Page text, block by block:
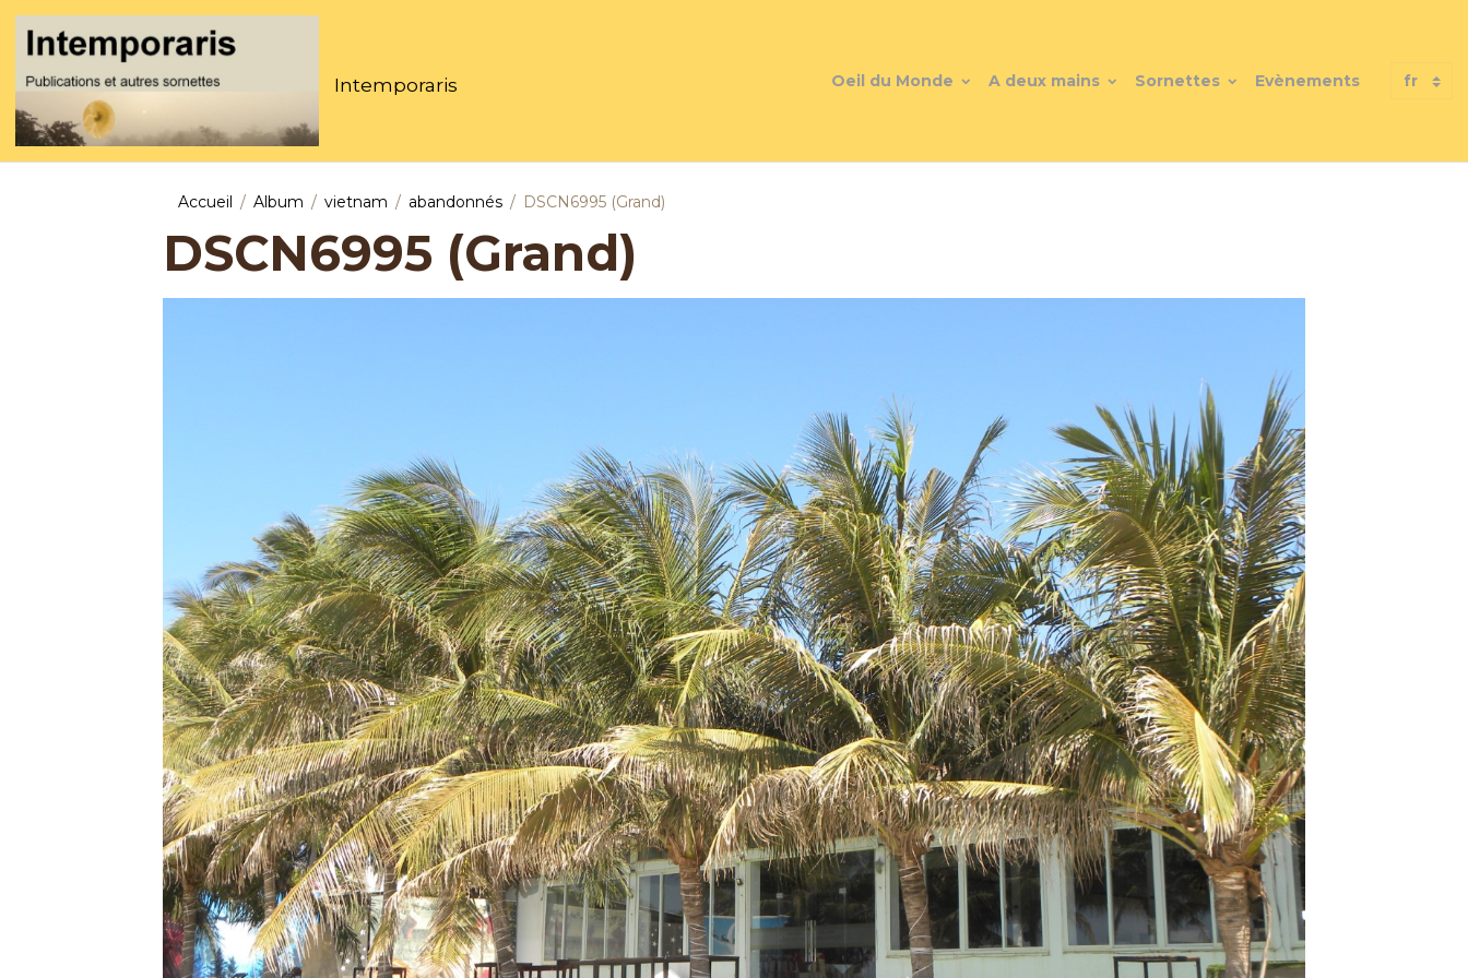
Intemporaris Oeil du Monde A deux mains Sornettes Evènements
Accueil Album vietnam abandonnés DSCN6995 (Grand)
DSCN6995 (Grand)